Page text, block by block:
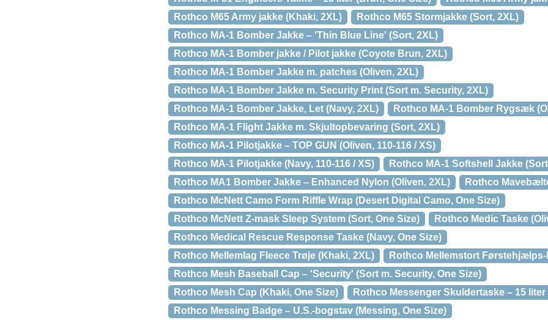
Rothco M65 Army jakke (Khaki, 2XL)
Rothco M65 Stormjakke (Sort, 2XL)
Rothco MA-1 Bomber Jakke – 'Thin Blue Line' (Sort, 2XL)
Rothco MA-1 Bomber jakke / Pilot jakke (Coyote Brun, 2XL)
Rothco MA-1 Bomber Jakke m. patches (Oliven, 2XL)
Rothco MA-1 Bomber Jakke m. Security Print (Sort m. Security, 2XL)
Rothco MA-1 Bomber Jakke, Let (Navy, 2XL)
Rothco MA-1 Bomber Rygsæk
Rothco MA-1 Flight Jakke m. Skjultopbevaring (Sort, 2XL)
Rothco MA-1 Pilotjakke – TOP GUN (Oliven, 110-116 / XS)
Rothco MA-1 Pilotjakke (Navy, 110-116 / XS)
Rothco MA-1 Softshell Jakke
Rothco MA1 Bomber Jakke – Enhanced Nylon (Oliven, 2XL)
Rothco
Rothco McNett Camo Form Riffle Wrap (Desert Digital Camo, One Size)
Rothco McNett Z-mask Sleep System (Sort, One Size)
Rothco Medic Taske
Rothco Medical Rescue Response Taske (Navy, One Size)
Rothco Mellemlag Fleece Trøje (Khaki, 2XL)
Rothco Mellemstort Førstehjælps-
Rothco Mesh Baseball Cap – 'Security' (Sort m. Security, One Size)
Rothco Mesh Cap (Khaki, One Size)
Rothco Messenger Skuldertaske – 15 liter
Rothco Messing Badge – U.S.-bogstav (Messing, One Size)